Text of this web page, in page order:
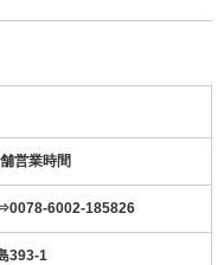
営業時間
6002-185826
393-1